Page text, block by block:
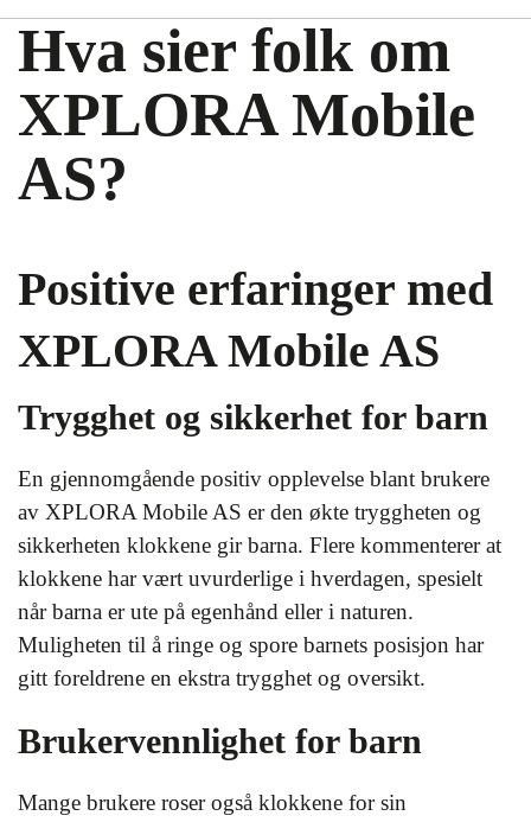
Hva sier folk om
XPLORA Mobile
AS?
Positive erfaringer med
XPLORA Mobile AS
Trygghet og sikkerhet for barn
En gjennomgående positiv opplevelse blant brukere
av XPLORA Mobile AS er den økte tryggheten og
sikkerheten klokkene gir barna. Flere kommenterer at
klokkene har vært uvurderlige i hverdagen, spesielt
når barna er ute på egenhånd eller i naturen.
Muligheten til å ringe og spore barnets posisjon har
gitt foreldrene en ekstra trygghet og oversikt.
Brukervennlighet for barn
Mange brukere roser også klokkene for sin